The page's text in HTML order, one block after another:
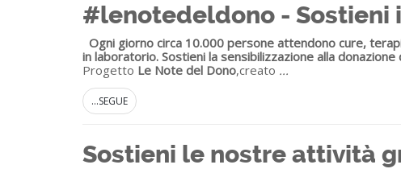
#lenotedeldono - Sostieni
Ogni giorno circa 10.000 persone attendono cure,
in laboratorio. Sostieni la sensibilizzazione alla
Progetto Le Note del Dono,creato ...
...SEGUE
Sostieni le nostre attività